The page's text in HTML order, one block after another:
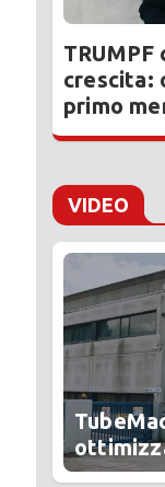
TRUMPF
crescita:
primo
VIDEO
del